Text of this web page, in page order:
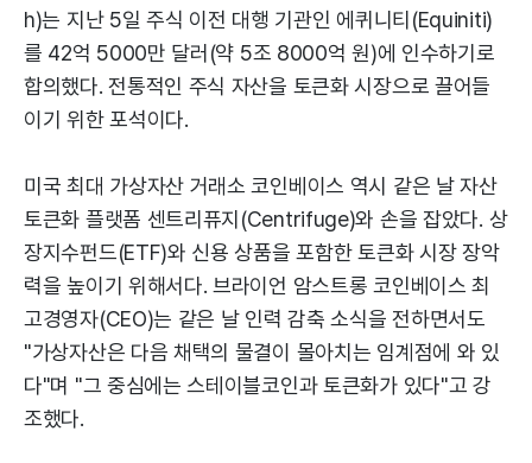
h)는 지난 5일 주식 이전 대행 기관인 에퀴니티(Equiniti)
를 42억 5000만 달러(약 5조 8000억 원)에 인수하기로
합의했다. 전통적인 주식 자산을 토큰화 시장으로 끌어들
이기 위한 포석이다.
미국 최대 가상자산 거래소 코인베이스 역시 같은 날 자산
토큰화 플랫폼 센트리퓨지(Centrifuge)와 손을 잡았다. 상
장지수펀드(ETF)와 신용 상품을 포함한 토큰화 시장 장악
력을 높이기 위해서다. 브라이언 암스트롱 코인베이스 최
고경영자(CEO)는 같은 날 인력 감축 소식을 전하면서도
"가상자산은 다음 채택의 물결이 몰아치는 임계점에 와 있
다"며 "그 중심에는 스테이블코인과 토큰화가 있다"고 강
조했다.